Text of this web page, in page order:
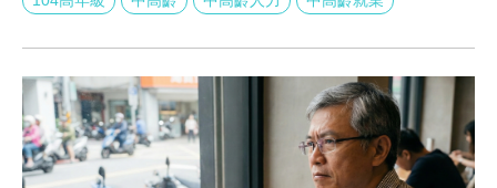
而是重新選舞台。專業沒有過期，只是需要找到